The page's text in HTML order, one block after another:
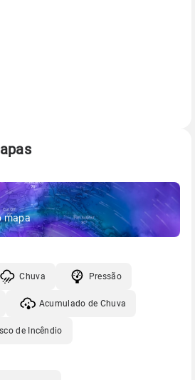
mapa
Chuva Pressão
Acumulado de Chuva
de Incêndio